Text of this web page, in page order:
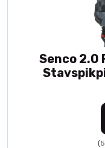
Senco 2.0